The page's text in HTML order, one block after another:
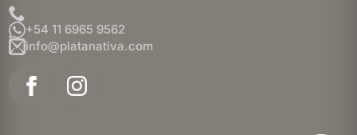
+54 11 6965 9562
info@platanativa.com